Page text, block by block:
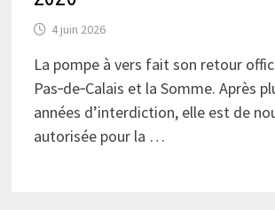
4 juin 2026
La pompe à vers fait son retour
Pas‑de‑Calais et la Somme. Après
années d’interdiction, elle est de
autorisée pour la …